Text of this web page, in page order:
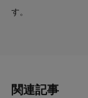
す。
関連記事